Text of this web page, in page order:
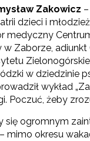
Zakowicz
dzieci i
medyczny
w Zaborze,
w dziedzinie
wykład
Poczuć, żeby
się ogromnym
mimo okresu